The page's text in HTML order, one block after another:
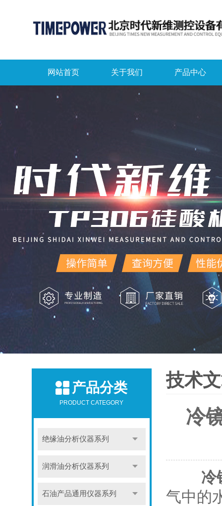
网站首页 关于我们 产品中心
产品分类
PRODUCT CATEGORY
绝缘油分析仪器系列
润滑油分析仪器系列
石油产品通用仪器系列
技术
冷
冷
气中的